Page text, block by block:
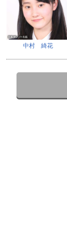
中村 綺花